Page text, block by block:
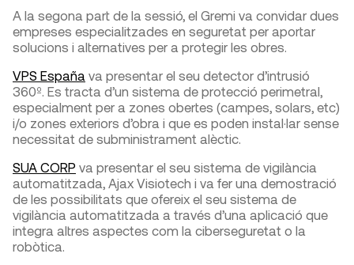
A la segona part de la sessió, el Gremi va convidar dues
empreses especialitzades en seguretat per aportar
solucions i alternatives per a protegir les obres.
VPS España va presentar el seu detector d’intrusió
360º. Es tracta d’un sistema de protecció perimetral,
especialment per a zones obertes (campes, solars, etc)
i/o zones exteriors d’obra i que es poden instal·lar sense
necessitat de subministrament alèctic.
SUA CORP va presentar el seu sistema de vigilància
automatitzada, Ajax Visiotech i va fer una demostració
de les possibilitats que ofereix el seu sistema de
vigilància automatitzada a través d’una aplicació que
integra altres aspectes com la ciberseguretat o la
robòtica.